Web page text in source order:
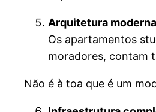
Arquitetura moderna
Os apartamentos
moradores, contam
Não é à toa que é um